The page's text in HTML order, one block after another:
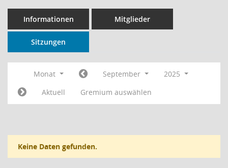
Informationen Mitglieder
Sitzungen
Monat September
2025
Aktuell
Gremium auswählen
Keine Daten gefunden.